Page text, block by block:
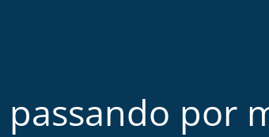
passando por